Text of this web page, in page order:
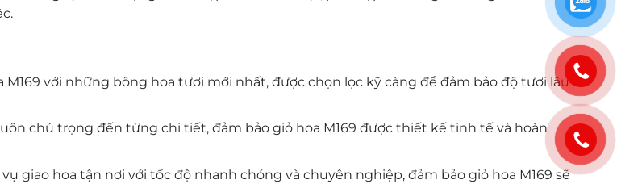
M169 với những bông hoa tươi mới nhất, được chọn lọc kỹ càng để đảm bảo độ tươi lâu
chú trọng đến từng chi tiết, đảm bảo giỏ hoa M169 được thiết kế tinh tế và hoàn
giao hoa tận nơi với tốc độ nhanh chóng và chuyên nghiệp, đảm bảo giỏ hoa M169 sẽ